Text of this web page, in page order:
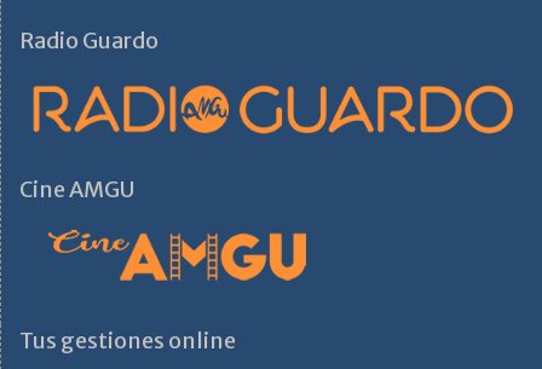
Radio Guardo
Cine AMGU
Tus gestiones online